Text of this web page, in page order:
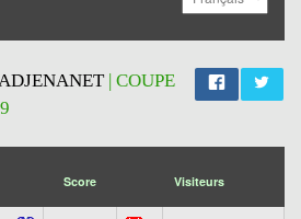
| COUPE
Score Visiteurs